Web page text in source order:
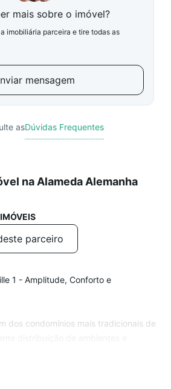
mais sobre o imóvel?
imobiliária parceira e tire todas as
mensagem
asDúvidas Frequentes
na Alameda Alemanha
parceiro
1 - Amplitude, Conforto e
dos condomínios mais tradicionais de
famílias que valorizam espaço e